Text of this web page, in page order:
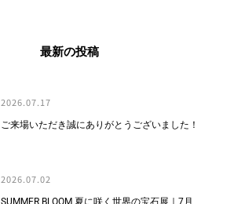
最新の投稿
2026.07.17
ご来場いただき誠にありがとうございました！
2026.07.02
SUMMER BLOOM 夏に咲く世界の宝石展｜7月